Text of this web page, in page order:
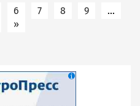
6 7 8 9
…
Следующая страница
»